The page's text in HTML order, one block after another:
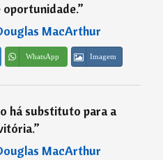
oportunidade.”
MacArthur
WhatsApp Imagem
há substituto para a
”
MacArthur